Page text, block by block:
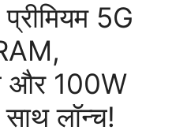
5G
और 100W
लॉन्च!